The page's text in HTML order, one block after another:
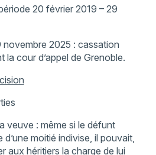
20 février 2019 – 29
novembre 2025 : cassation
cour d’appel de Grenoble.
veuve : même si le défunt
d’une moitié indivise, il pouvait,
aux héritiers la charge de lui